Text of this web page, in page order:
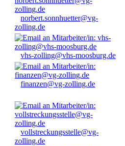
norbert.sonnhuetter@vg-
zolling.de
vhs-zolling@vhs-moosburg.de
finanzen@vg-zolling.de
vollstreckungsstelle@vg-
zolling.de